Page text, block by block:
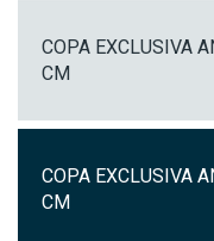
COPA EXCLUSIVA
CM
COPA EXCLUSIVA
CM